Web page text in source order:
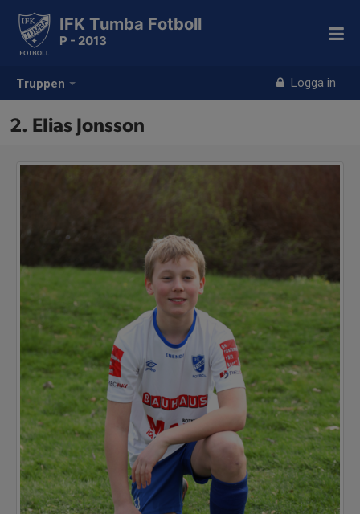
Truppen Logga in
IFK Tumba Fotboll
P - 2013
2. Elias Jonsson